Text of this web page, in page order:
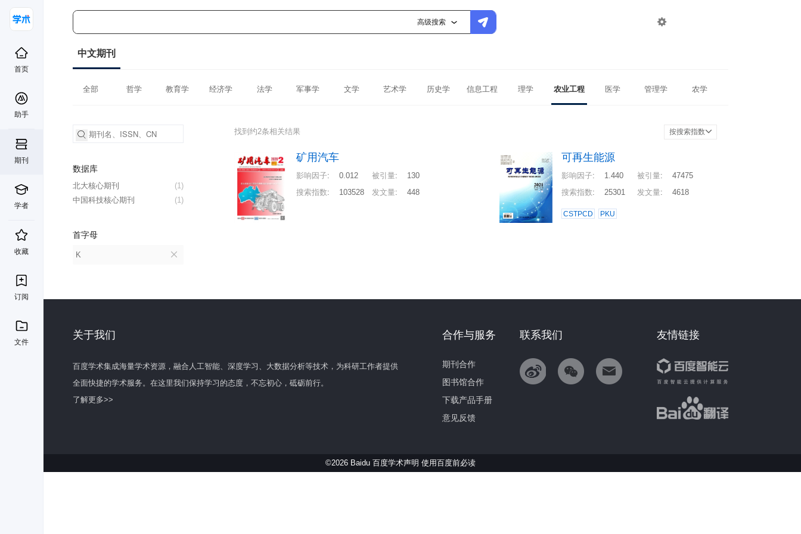
高级搜索 
首页
助手
期刊
学者
收藏
订阅
文件
中文期刊
全部 哲学 教育学 经济学 法学 军事学 文学 艺术学 历史学 信息工程 理学 农业工程 医学 管理学 农学
数据库
(1)
北大核心期刊
(1)
中国科技核心期刊
首字母
K
找到约2条相关结果 按搜索指数
矿用汽车
影响因子: 0.012 被引量:
130
搜索指数: 103528 发文量: 448
可再生能源
影响因子: 1.440 被引量:
47475
搜索指数: 25301 发文量: 4618
CSTPCD PKU
关于我们
百度学术集成海量学术资源，融合人工智能、深度学习、大数据分析等技术，为科研工作者提供
全面快捷的学术服务。在这里我们保持学习的态度，不忘初心，砥砺前行。
了解更多>>
友情链接
联系我们
合作与服务
期刊合作
图书馆合作
下载产品手册
意见反馈
©2026 Baidu 百度学术声明 使用百度前必读